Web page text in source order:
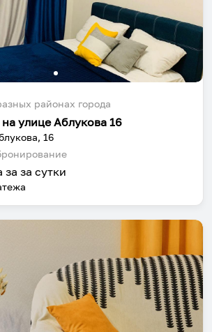
районах города
улице Аблукова 16
16
за за сутки